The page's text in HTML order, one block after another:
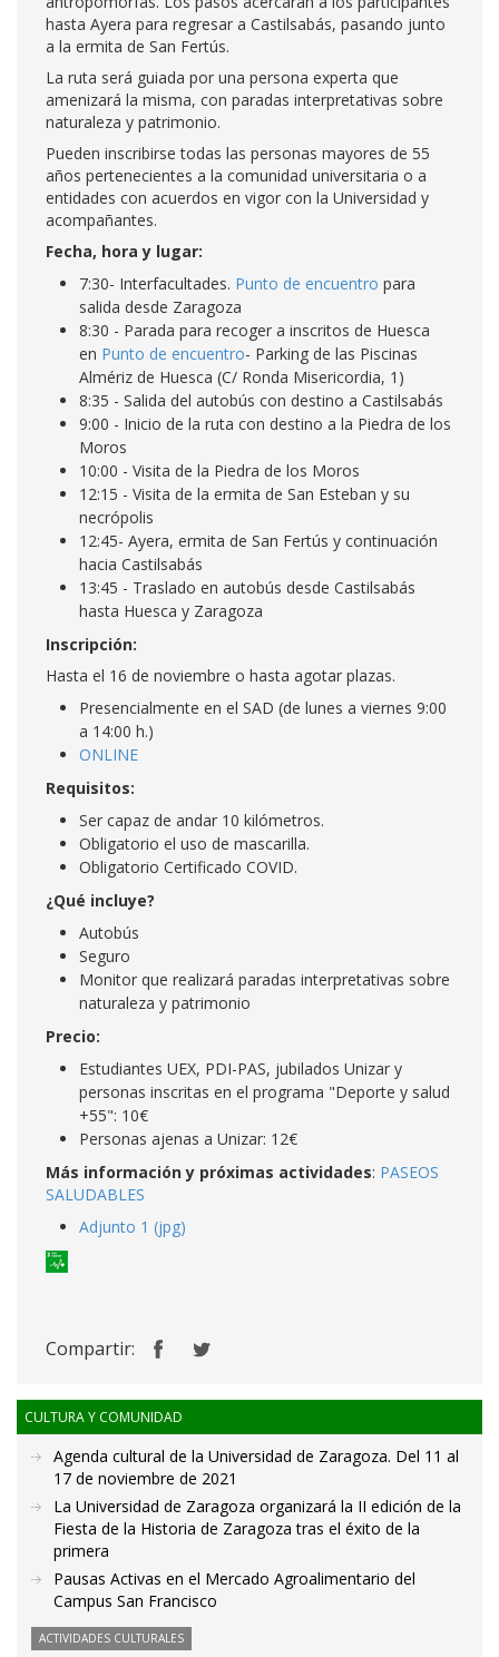
hasta Ayera para regresar a Castilsabás, pasando junto
a la ermita de San Fertús.
La ruta será guiada por una persona experta que
amenizará la misma, con paradas interpretativas sobre
naturaleza y patrimonio.
Pueden inscribirse todas las personas mayores de 55
años pertenecientes a la comunidad universitaria o a
entidades con acuerdos en vigor con la Universidad y
acompañantes.
Fecha, hora y lugar:
7:30- Interfacultades. Punto de encuentro para
salida desde Zaragoza
8:30 - Parada para recoger a inscritos de Huesca
en Punto de encuentro- Parking de las Piscinas
Almériz de Huesca (C/ Ronda Misericordia, 1)
8:35 - Salida del autobús con destino a Castilsabás
9:00 - Inicio de la ruta con destino a la Piedra de los
Moros
10:00 - Visita de la Piedra de los Moros
12:15 - Visita de la ermita de San Esteban y su
necrópolis
12:45- Ayera, ermita de San Fertús y continuación
hacia Castilsabás
13:45 - Traslado en autobús desde Castilsabás
hasta Huesca y Zaragoza
Inscripción:
Hasta el 16 de noviembre o hasta agotar plazas.
Presencialmente en el SAD (de lunes a viernes 9:00
a 14:00 h.)
ONLINE
Requisitos:
Ser capaz de andar 10 kilómetros.
Obligatorio el uso de mascarilla.
Obligatorio Certificado COVID.
¿Qué incluye?
Autobús
Seguro
Monitor que realizará paradas interpretativas sobre
naturaleza y patrimonio
Precio:
Estudiantes UEX, PDI-PAS, jubilados Unizar y
personas inscritas en el programa "Deporte y salud
+55": 10€
Personas ajenas a Unizar: 12€
Más información y próximas actividades: PASEOS
SALUDABLES
Adjunto 1 (jpg)
Compartir:
CULTURA Y COMUNIDAD
Agenda cultural de la Universidad de Zaragoza. Del 11 al
17 de noviembre de 2021
La Universidad de Zaragoza organizará la II edición de la
Fiesta de la Historia de Zaragoza tras el éxito de la
primera
Pausas Activas en el Mercado Agroalimentario del
Campus San Francisco
ACTIVIDADES CULTURALES